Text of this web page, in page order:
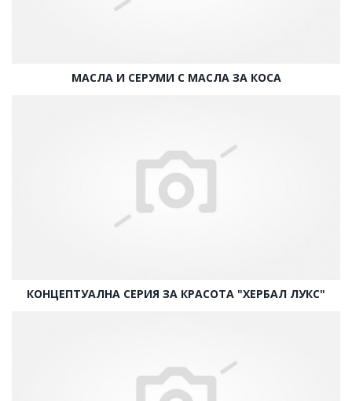
МАСЛА И СЕРУМИ С МАСЛА ЗА КОСА
КОНЦЕПТУАЛНА СЕРИЯ ЗА КРАСОТА "ХЕРБАЛ ЛУКС"